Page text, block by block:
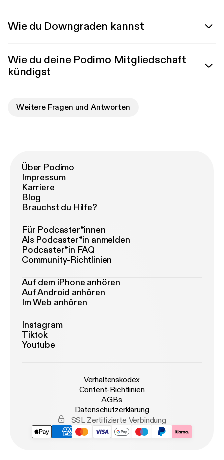
Wie du Downgraden kannst
Wie du deine Podimo Mitgliedschaft
kündigst
Weitere Fragen und Antworten
Über Podimo
Impressum
Karriere
Blog
Brauchst du Hilfe?
Für Podcaster*innen
Als Podcaster*in anmelden
Podcaster*in FAQ
Community-Richtlinien
Auf dem iPhone anhören
Auf Android anhören
Im Web anhören
Instagram
Tiktok
Youtube
Verhaltenskodex
Content-Richtlinien
AGBs
Datenschutzerklärung
SSL Zertifizierte Verbindung